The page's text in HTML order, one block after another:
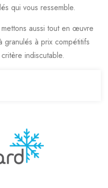
qui vous ressemble.
aussi tout en œuvre
à prix compétitifs
indiscutable.